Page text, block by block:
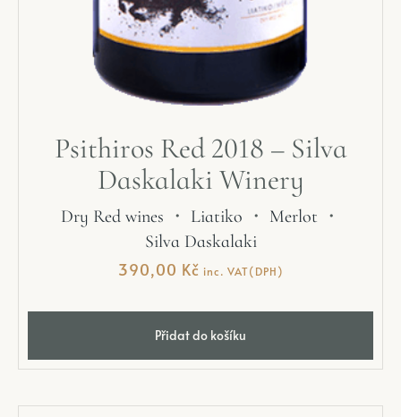
Psithiros Red 2018 – Silva
Daskalaki Winery
Dry Red wines ・ Liatiko ・ Merlot ・
Silva Daskalaki
390,00 Kč inc. VAT(DPH)
Přidat do košíku